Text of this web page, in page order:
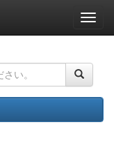
ナ
ビ
ー
ョ
ン